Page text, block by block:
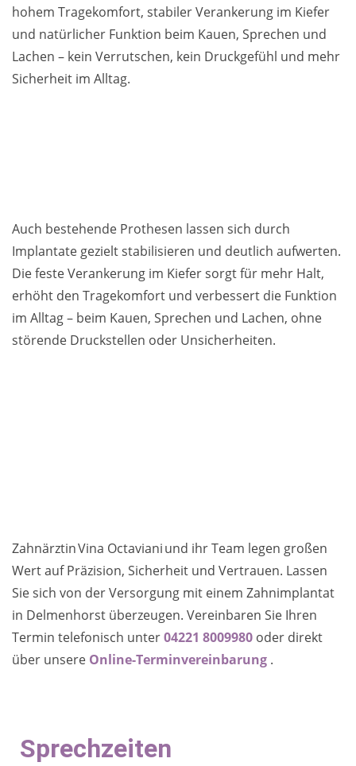
hohem Tragekomfort, stabiler Verankerung im Kiefer
und natürlicher Funktion beim Kauen, Sprechen und
Lachen – kein Verrutschen, kein Druckgefühl und mehr
Sicherheit im Alltag.
Auch bestehende Prothesen lassen sich durch
Implantate gezielt stabilisieren und deutlich aufwerten.
Die feste Verankerung im Kiefer sorgt für mehr Halt,
erhöht den Tragekomfort und verbessert die Funktion
im Alltag – beim Kauen, Sprechen und Lachen, ohne
störende Druckstellen oder Unsicherheiten.
Zahnärztin Vina Octaviani und ihr Team legen großen
Wert auf Präzision, Sicherheit und Vertrauen. Lassen
Sie sich von der Versorgung mit einem Zahnimplantat
in Delmenhorst überzeugen. Vereinbaren Sie Ihren
Termin telefonisch unter04221 8009980 oder direkt
über unsere Online-Terminvereinbarung .
Sprechzeiten